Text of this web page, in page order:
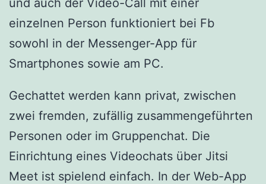
und auch der Video-Call mit einer
einzelnen Person funktioniert bei Fb
sowohl in der Messenger-App für
Smartphones sowie am PC.
Gechattet werden kann privat, zwischen
zwei fremden, zufällig zusammengeführten
Personen oder im Gruppenchat. Die
Einrichtung eines Videochats über Jitsi
Meet ist spielend einfach. In der Web-App